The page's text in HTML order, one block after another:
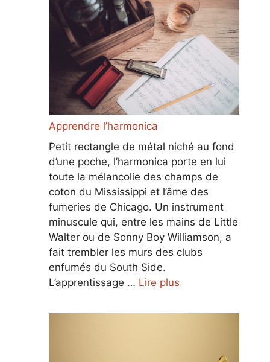
Apprendre l’harmonica
Petit rectangle de métal niché au fond
d’une poche, l’harmonica porte en lui
toute la mélancolie des champs de
coton du Mississippi et l’âme des
fumeries de Chicago. Un instrument
minuscule qui, entre les mains de Little
Walter ou de Sonny Boy Williamson, a
fait trembler les murs des clubs
enfumés du South Side.
L’apprentissage … Lire plus